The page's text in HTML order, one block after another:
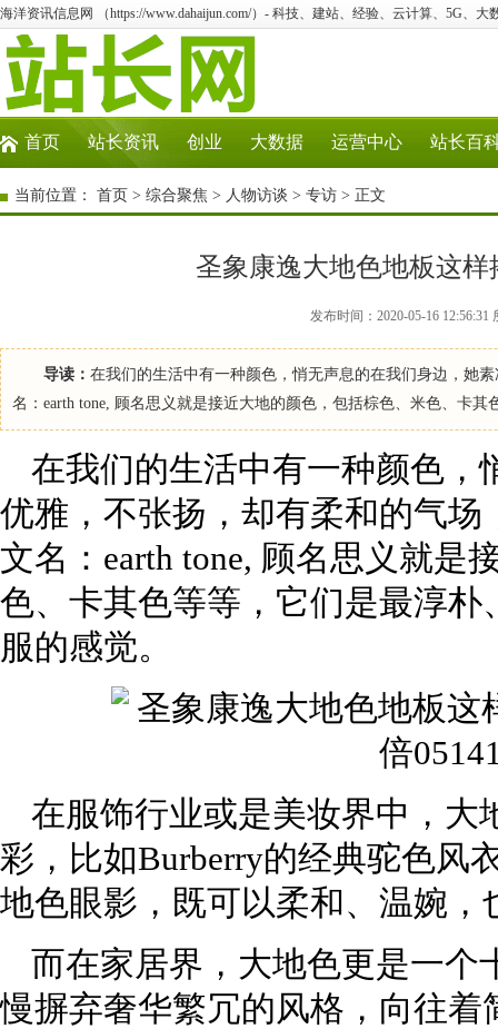
海洋资讯信息网 （https://www.dahaijun.com/）- 科技、建站、经验、云计算、5G、大
首页 站长资讯 创业 大数据 运营中心 站长百
当前位置： 首页 > 综合聚焦 > 人物访谈 > 专访 > 正文
圣象康逸大地色地板这
发布时间：2020-05-16
导读： 在我们的生活中有一种颜色，悄无声息的在我们身边，她
名：earth tone, 顾名思义就是接近大地的颜色，包括棕色、米色、卡
在我们的生活中有一种颜色，
优雅，不张扬，却有柔和的气
文名：earth tone, 顾名思义就是
色、卡其色等等，它们是最淳
服的感觉。
在服饰行业或是美妆界中，大
彩，比如Burberry的经典驼色风
地色眼影，既可以柔和、温婉，
而在家居界，大地色更是一
慢摒弃奢华繁冗的风格，向往